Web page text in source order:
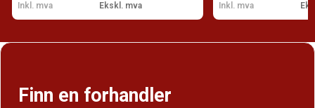
Ekskl. mva
Inkl. mva Inkl. mva
Finn en forhandler